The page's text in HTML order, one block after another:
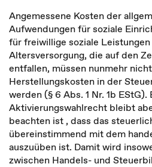
Angemessene Kosten der
Aufwendungen für soziale
für freiwillige soziale
Altersversorgung, die auf den
entfallen, müssen nunmehr
Herstellungskosten in der
werden (§ 6 Abs. 1 Nr. 1b EStG).
Aktivierungswahlrecht bleibt
beachten ist , dass das
übereinstimmend mit dem
auszuüben ist. Damit wird
zwischen Handels- und